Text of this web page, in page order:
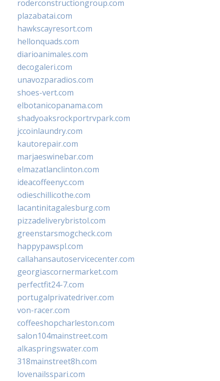
roderconstructiongroup.com
plazabatai.com
hawkscayresort.com
hellonquads.com
diarioanimales.com
decogaleri.com
unavozparadios.com
shoes-vert.com
elbotanicopanama.com
shadyoaksrockportrvpark.com
jccoinlaundry.com
kautorepair.com
marjaeswinebar.com
elmazatlanclinton.com
ideacoffeenyc.com
odieschillicothe.com
lacantinitagalesburg.com
pizzadeliverybristol.com
greenstarsmogcheck.com
happypawspl.com
callahansautoservicecenter.com
georgiascornermarket.com
perfectfit24-7.com
portugalprivatedriver.com
von-racer.com
coffeeshopcharleston.com
salon104mainstreet.com
alkaspringswater.com
318mainstreet8h.com
lovenailsspari.com